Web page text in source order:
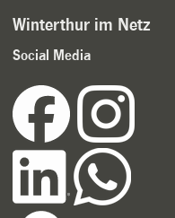
Winterthur im Netz
Social Media